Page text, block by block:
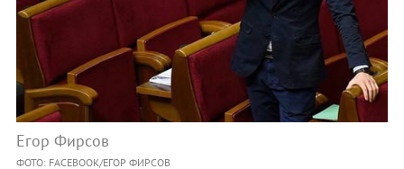
Егор Фирсов
ФОТО: FACEBOOK/ЕГОР ФИРСОВ